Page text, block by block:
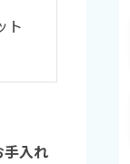
ト
手入れ